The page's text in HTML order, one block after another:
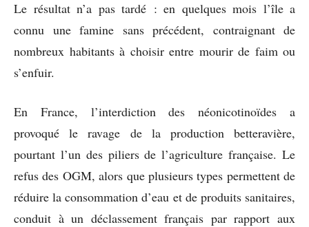
Le résultat n’a pas tardé : en quelques mois l’île a
connu une famine sans précédent, contraignant de
nombreux habitants à choisir entre mourir de faim ou
s’enfuir.
En France, l’interdiction des néonicotinoïdes a
provoqué le ravage de la production betteravière,
pourtant l’un des piliers de l’agriculture française. Le
refus des OGM, alors que plusieurs types permettent de
réduire la consommation d’eau et de produits sanitaires,
conduit à un déclassement français par rapport aux